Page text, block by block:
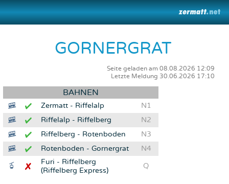
GORNERGRAT
Seite geladen am 08.08.2026 12:09
Letzte Meldung 30.06.2026 17:10
BAHNEN
Zermatt - Riffelalp
N1
Riffelalp - Riffelberg
N2
Riffelberg - Rotenboden
N3
Rotenboden - Gornergrat
N4
Furi - Riffelberg
(Riffelberg Express)
Q